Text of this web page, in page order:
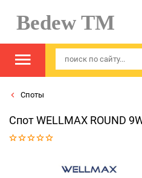
Bedew TM
Споты
Спот WELLMAX ROUND